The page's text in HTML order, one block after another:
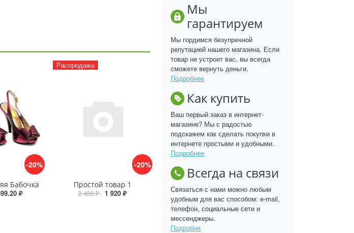
-20%
Бабочка
₽
-20%
Распродажа
Простой товар 1
2 400 ₽ 1 920 ₽
Мы
гарантируем
Мы гордимся безупречной
репутацией нашего магазина. Если
товар не устроит вас, вы всегда
сможете вернуть деньги.
Подробнее
Как купить
Ваш первый заказ в интернет-
магазине? Мы с радостью
подскажем как сделать покупки в
интернете простыми и удобными.
Подробнее
Всегда на связи
Связаться с нами можно любым
удобным для вас способом: e-mail,
телефон, социальные сети и
мессенджеры.
Подробне